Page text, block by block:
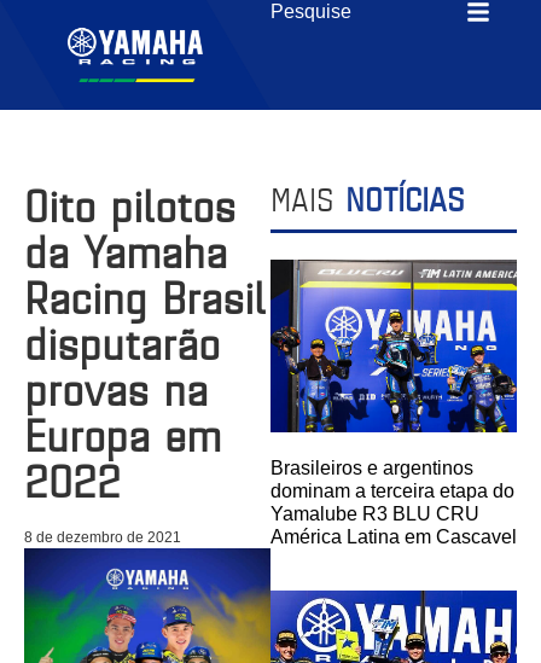
Oito pilotos
da Yamaha
Racing Brasil
disputarão
provas na
Europa em
2022
8 de dezembro de 2021
MAIS NOTÍCIAS
Brasileiros e argentinos
dominam a terceira etapa do
Yamalube R3 BLU CRU
América Latina em Cascavel